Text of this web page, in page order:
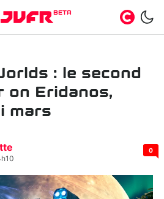
BETA
: le second
on Eridanos,
mars
0